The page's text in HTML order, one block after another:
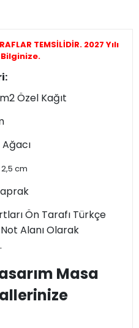
TEMSİLİDİR. 2027 Yılı
Özel Kağıt
2,5 cm
Ön Tarafı Türkçe
Alanı Olarak
Masa